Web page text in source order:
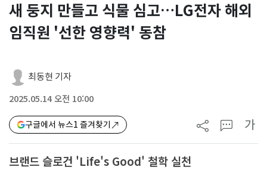
새 둥지 만들고 식물 심고…LG전자 해외
임직원 '선한 영향력' 동참
최동현 기자
2025.05.14 오전 10:00
구글에서 뉴스1 즐겨찾기 가
브랜드 슬로건 'Life's Good' 철학 실천